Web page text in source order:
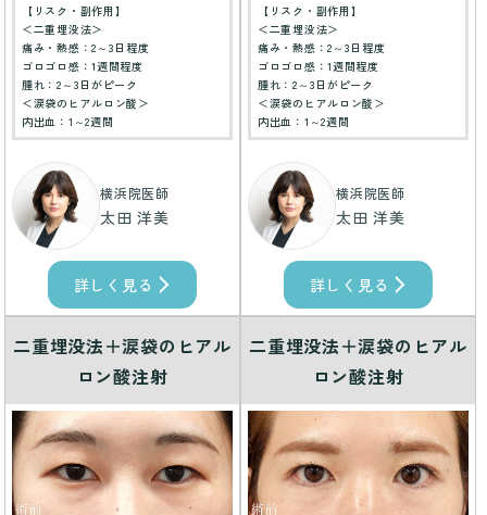
【リスク・副作用】
＜二重埋没法＞
痛み・熱感：2～3日程度
ゴロゴロ感：1週間程度
腫れ：2～3日がピーク
＜涙袋のヒアルロン酸＞
内出血：1～2週間
横浜院医師
太田 洋美
詳しく見る
【リスク・副作用】
＜二重埋没法＞
痛み・熱感：2～3日程度
ゴロゴロ感：1週間程度
腫れ：2～3日がピーク
＜涙袋のヒアルロン酸＞
内出血：1～2週間
横浜院医師
太田 洋美
詳しく見る
二重埋没法＋涙袋のヒアル
ロン酸注射
二重埋没法＋涙袋のヒアル
ロン酸注射